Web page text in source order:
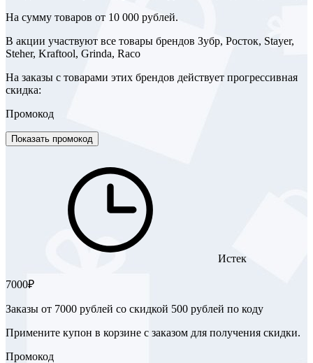
На сумму товаров от 10 000 рублей.
В акции участвуют все товары брендов Зубр, Росток, Stayer,
Steher, Kraftool, Grinda, Raco
На заказы с товарами этих брендов действует прогрессивная
скидка:
Промокод
Показать промокод
Истек
7000₽
Заказы от 7000 рублей со скидкой 500 рублей по коду
Примените купон в корзине с заказом для получения скидки.
Промокод